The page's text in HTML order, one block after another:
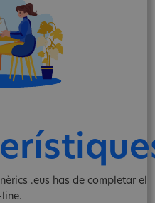
.eus has de completar el